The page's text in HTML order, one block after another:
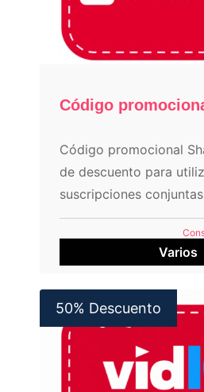
Código promocional
de descuento para
suscripciones
de streaming
Varios
50% Descuento